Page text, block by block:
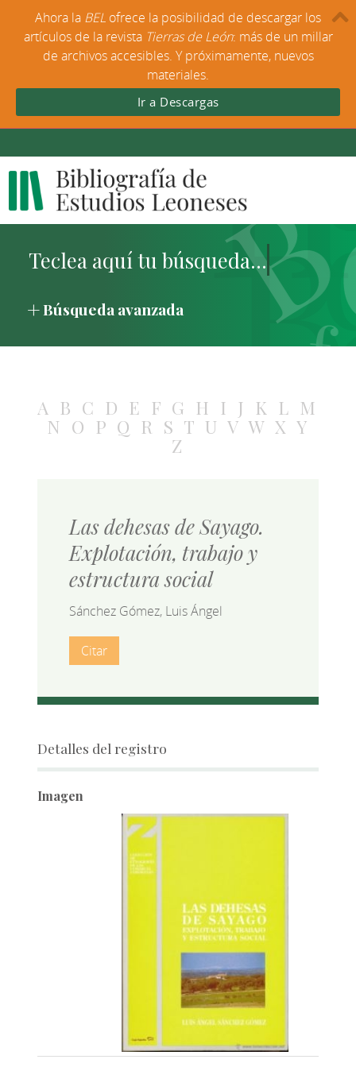
Búsqueda avanzada
A B C D E F G H I J K L M
N O P Q R S T U V W X Y
Z
Las dehesas de Sayago.
Explotación, trabajo y
estructura social
Sánchez Gómez, Luis Ángel
Citar
Detalles del registro
Imagen
Ahora la BEL ofrece la posibilidad de descargar los
artículos de la revista Tierras de León: más de un millar
de archivos accesibles. Y próximamente, nuevos
materiales.
Ir a Descargas